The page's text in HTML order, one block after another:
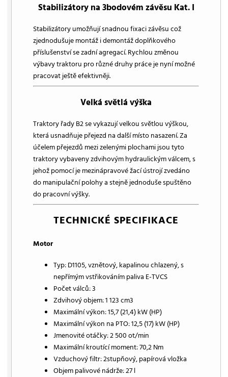
Stabilizátory na 3bodovém závěsu Kat. I
Stabilizátory umožňují snadnou fixaci závěsu což
zjednodušuje montáž i demontáž doplňkového
příslušenství se zadní agregací. Rychlou změnou
výbavy traktoru pro různé druhy práce je nyní možné
pracovat ještě efektivněji.
Velká světlá výška
Traktory řady B2 se vykazují velkou světlou výškou,
která usnadňuje přejezd na další místo nasazení. Za
účelem přejezdů mezi zelenými plochami jsou tyto
traktory vybaveny zdvihovým hydraulickým válcem, s
jehož pomocí je mezinápravové žací ústrojí zvedáno
do manipulační polohy a stejně jednoduše spuštěno
do pracovní výšky.
TECHNICKÉ SPECIFIKACE
Motor
Typ: D1105, vznětový, kapalinou chlazený, s
nepřímým vstřikováním paliva E-TVCS
Počet válců: 3
Zdvihový objem: 1 123 cm3
Maximální výkon: 15,7 (21,4) kW (HP)
Maximální výkon na PTO: 12,5 (17) kW (HP)
Jmenovité otáčky: 2 500 ot/min
Maximální kroutící moment: 70,2 Nm
Vzduchový filtr: 2stupňový, papírová vložka
Objem palivové nádrže: 27 l